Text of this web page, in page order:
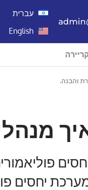
עברית
English
והבנה.
יחסים